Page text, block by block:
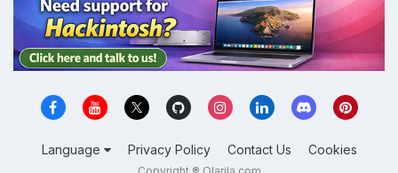
Language Privacy Policy Contact Us Cookies